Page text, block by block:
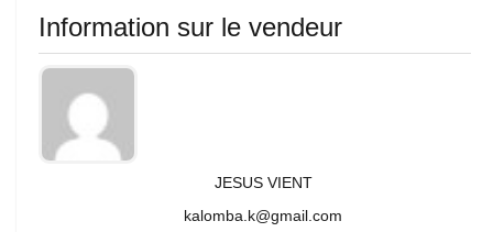
Information sur le vendeur
JESUS VIENT
kalomba.k@gmail.com